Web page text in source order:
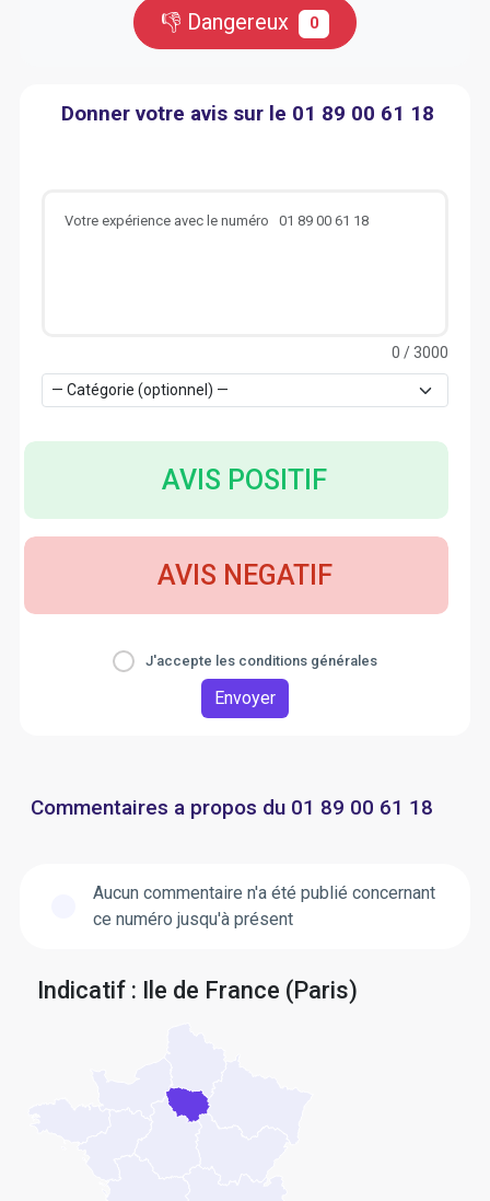
👎 Dangereux 0
Donner votre avis sur le 01 89 00 61 18
0 / 3000
AVIS POSITIF
AVIS NEGATIF
J'accepte les conditions générales
Envoyer
Commentaires a propos du 01 89 00 61 18
Aucun commentaire n'a été publié concernant
ce numéro jusqu'à présent
Indicatif : Ile de France (Paris)